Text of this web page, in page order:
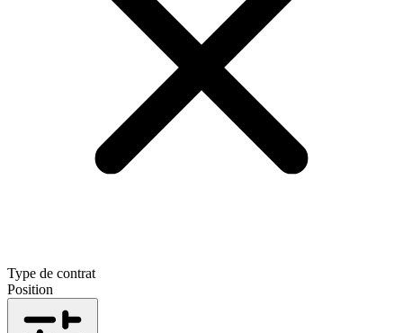
Type de contrat
Position